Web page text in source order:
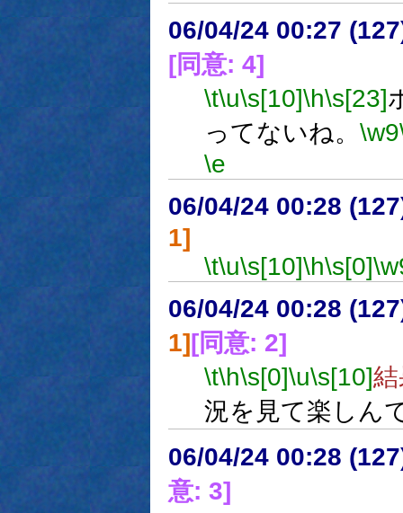
06/04/24 00:27
[同意: 4]
\t\u\s[10]\h\s[23]
ってないね。 \w9
\e
06/04/24 00:28
1]
\t\u\s[10]\h\s[0]
06/04/24 00:28
1] [同意: 2]
\t\h\s[0]\u\s[10]
況を見て楽しん
06/04/24 00:28
意: 3]